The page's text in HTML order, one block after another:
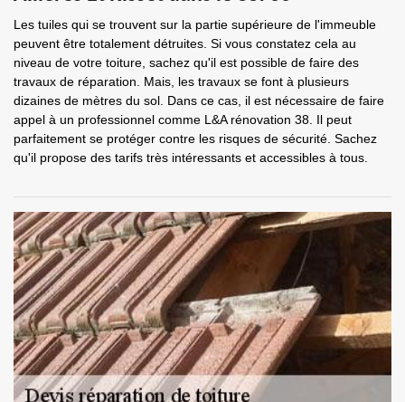
Les tuiles qui se trouvent sur la partie supérieure de l'immeuble
peuvent être totalement détruites. Si vous constatez cela au
niveau de votre toiture, sachez qu'il est possible de faire des
travaux de réparation. Mais, les travaux se font à plusieurs
dizaines de mètres du sol. Dans ce cas, il est nécessaire de faire
appel à un professionnel comme L&A rénovation 38. Il peut
parfaitement se protéger contre les risques de sécurité. Sachez
qu'il propose des tarifs très intéressants et accessibles à tous.